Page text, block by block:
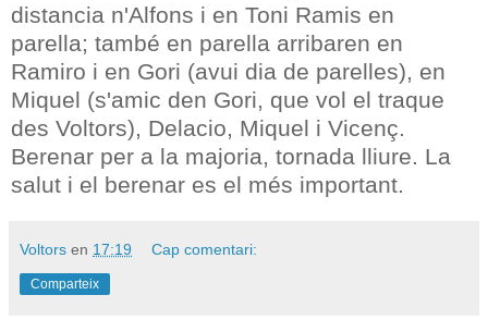
distancia n'Alfons i en Toni Ramis en
parella; també en parella arribaren en
Ramiro i en Gori (avui dia de parelles), en
Miquel (s'amic den Gori, que vol el traque
des Voltors), Delacio, Miquel i Vicenç.
Berenar per a la majoria, tornada lliure. La
salut i el berenar es el més important.
Voltors en 17:19 Cap comentari:
Comparteix